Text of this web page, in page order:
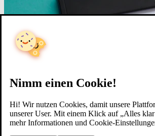
Nimm einen Cookie!
Hi! Wir nutzen Cookies, damit unsere
unserer User. Mit einem Klick auf „Alles
mehr Informationen und Cookie-